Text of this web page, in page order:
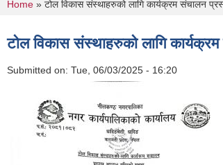
You are here
Home » टोल विकास संस्थाहरुको लागि कार्यक्रम संचालन
टोल विकास संस्थाहरुको लागि
Submitted on: Tue, 06/03/2025 - 16:20